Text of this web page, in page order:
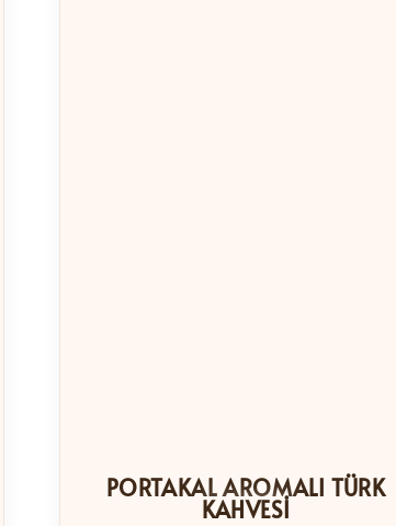
PORTAKAL AROMALI TÜRK
KAHVESI